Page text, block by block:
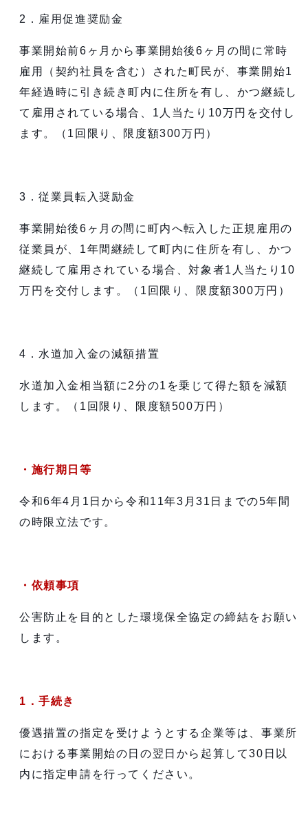
2．雇用促進奨励金
事業開始前6ヶ月から事業開始後6ヶ月の間に常時
雇用（契約社員を含む）された町民が、事業開始1
年経過時に引き続き町内に住所を有し、かつ継続し
て雇用されている場合、1人当たり10万円を交付し
ます。（1回限り、限度額300万円）
3．従業員転入奨励金
事業開始後6ヶ月の間に町内へ転入した正規雇用の
従業員が、1年間継続して町内に住所を有し、かつ
継続して雇用されている場合、対象者1人当たり10
万円を交付します。（1回限り、限度額300万円）
4．水道加入金の減額措置
水道加入金相当額に2分の1を乗じて得た額を減額
します。（1回限り、限度額500万円）
・施行期日等
令和6年4月1日から令和11年3月31日までの5年間
の時限立法です。
・依頼事項
公害防止を目的とした環境保全協定の締結をお願い
します。
1．手続き
優遇措置の指定を受けようとする企業等は、事業所
における事業開始の日の翌日から起算して30日以
内に指定申請を行ってください。